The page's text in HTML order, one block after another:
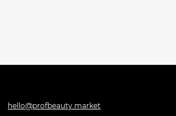
hello@profbeauty.market